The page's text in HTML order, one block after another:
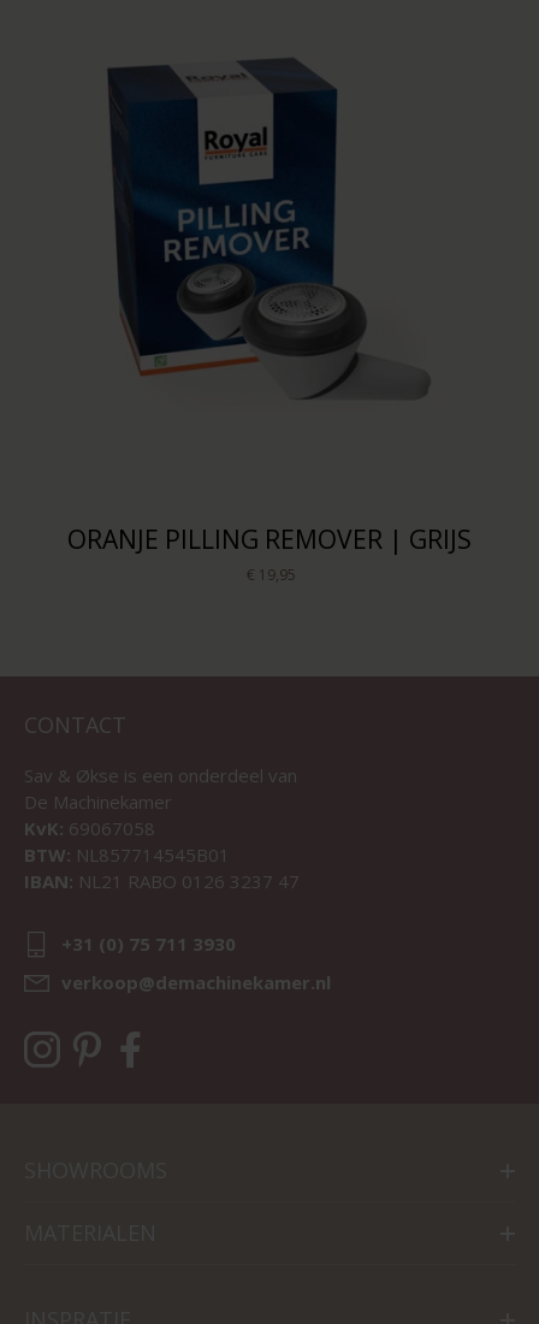
ORANJE PILLING REMOVER | GRIJS
€ 19,95
CONTACT
Sav & Økse is een onderdeel van
De Machinekamer
KvK: 69067058
BTW: NL857714545B01
IBAN: NL21 RABO 0126 3237 47
+31 (0) 75 711 3930
verkoop@demachinekamer.nl